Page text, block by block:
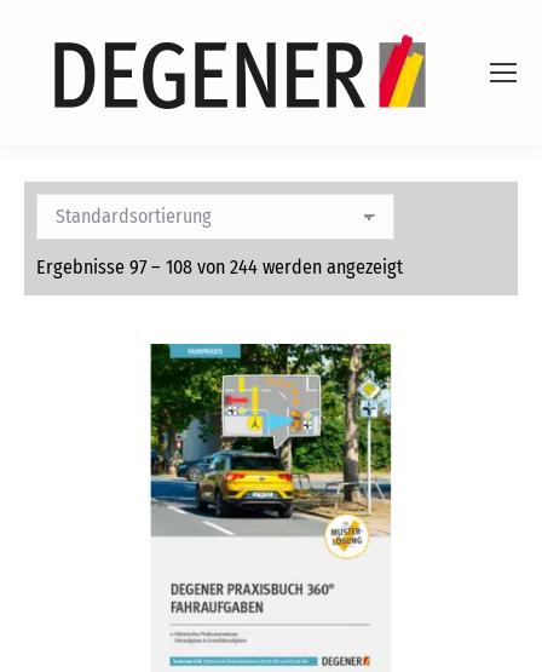
Ergebnisse 97 – 108 von 244 werden angezeigt